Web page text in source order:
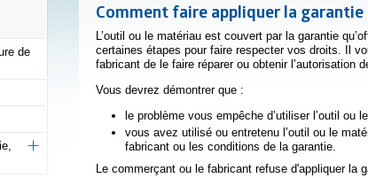
de
Comment faire appliquer la garantie
L’outil ou le matériau est couvert par la garantie
certaines étapes pour faire respecter vos droits. Il
fabricant de le faire réparer ou obtenir l’autorisation
Vous devrez démontrer que :
le problème vous empêche d’utiliser l’outil ou
vous avez utilisé ou entretenu l’outil ou le
fabricant ou les conditions de la garantie.
Le commerçant ou le fabricant refuse d'appliquer la